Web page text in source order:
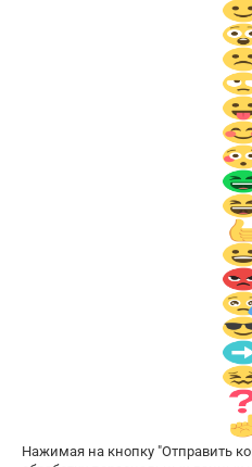
Нажимая на кнопку "Отправить